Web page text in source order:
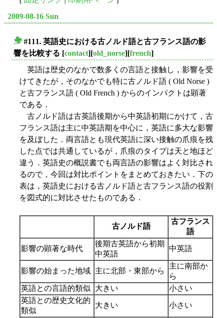
2009-08-16 Sun
#111. 英語史における古ノルド語と古フランス語の影
響を比較する [contact][old_norse][french]
英語は歴史のなかで数多くの言語と接触し，影響を受
けてきたが，そのなかでも特に古ノルド語 ( Old Norse )
と古フランス語 ( Old French ) からのインパクトは顕著
である．
古ノルド語は古英語後期から中英語初期にかけて，古
フランス語は主に中英語期を中心に，英語に多大な影響
を及ぼした．両言語とも現代英語に深い接触の爪痕を残
した点では共通しているが，爪痕のタイプは天と地ほど
違う．英語史の概説書でも両言語の影響はよく対比され
るので，今回は対比ポイントをまとめておきたい．下の
表は，英語史における古ノルド語と古フランス語の役割
を図式的に対比させたものである．
古ノルド語
古フランス
語
影響の顕著な時代
後期古英語から初期
中英語
中英語
影響の始まった地域 主に北部・東部から
主に南部か
ら
英語との言語的類似
大きい
小さい
英語との歴史文化的
類似
大きい 小さい